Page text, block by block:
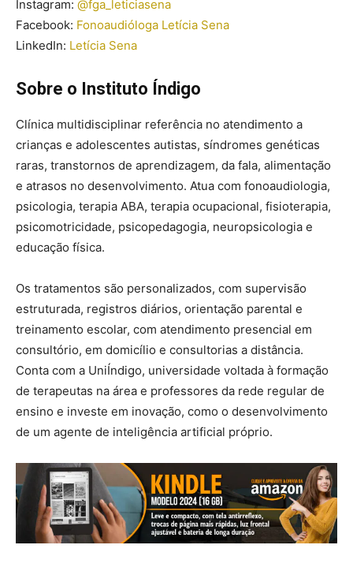
Instagram: @fga_leticiasena
Facebook: Fonoaudióloga Letícia Sena
LinkedIn: Letícia Sena
Sobre o Instituto Índigo
Clínica multidisciplinar referência no atendimento a
crianças e adolescentes autistas, síndromes genéticas
raras, transtornos de aprendizagem, da fala, alimentação
e atrasos no desenvolvimento. Atua com fonoaudiologia,
psicologia, terapia ABA, terapia ocupacional, fisioterapia,
psicomotricidade, psicopedagogia, neuropsicologia e
educação física.
Os tratamentos são personalizados, com supervisão
estruturada, registros diários, orientação parental e
treinamento escolar, com atendimento presencial em
consultório, em domicílio e consultorias a distância.
Conta com a UniÍndigo, universidade voltada à formação
de terapeutas na área e professores da rede regular de
ensino e investe em inovação, como o desenvolvimento
de um agente de inteligência artificial próprio.